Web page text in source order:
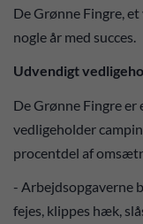
De Grønne Fingre,
nogle år med succes.
Udvendigt
De Grønne Fingre
vedligeholder
procentdel af
- Arbejdsopgaverne
fejes, klippes hæk,